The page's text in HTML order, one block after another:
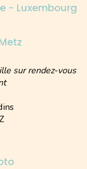
- Luxembourg
sur rendez-vous